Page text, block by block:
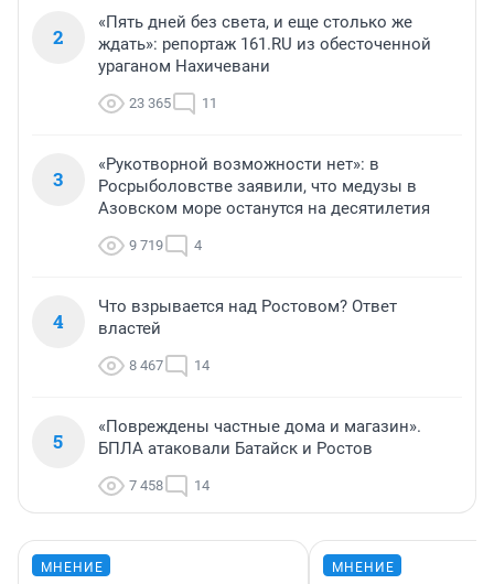
2
«Пять дней без света, и еще столько же
ждать»: репортаж 161.RU из обесточенной
ураганом Нахичевани
23 365 11
3
«Рукотворной возможности нет»: в
Росрыболовстве заявили, что медузы в
Азовском море останутся на десятилетия
9 719 4
4
Что взрывается над Ростовом? Ответ
властей
8 467 14
5
«Повреждены частные дома и магазин».
БПЛА атаковали Батайск и Ростов
7 458 14
МНЕНИЕ МНЕНИЕ